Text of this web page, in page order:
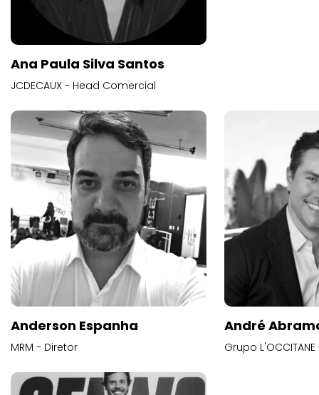
Ana Paula Silva Santos
JCDECAUX - Head Comercial
Anderson Espanha
MRM - Diretor
André
Grupo